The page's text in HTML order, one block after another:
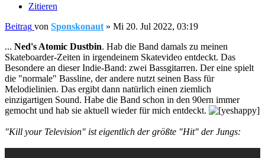
Zitieren
Beitrag von Sponskonaut » Mi 20. Jul 2022, 03:19
... Ned's Atomic Dustbin. Hab die Band damals zu meinen
Skateboarder-Zeiten in irgendeinem Skatevideo entdeckt. Das
Besondere an dieser Indie-Band: zwei Bassgitarren. Der eine spielt
die "normale" Bassline, der andere nutzt seinen Bass für
Melodielinien. Das ergibt dann natürlich einen ziemlich
einzigartigen Sound. Habe die Band schon in den 90ern immer
gemocht und hab sie aktuell wieder für mich entdeckt.
"Kill your Television" ist eigentlich der größte "Hit" der Jungs: